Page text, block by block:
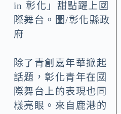
in 彰化」甜點躍上國
際舞台。圖/彰化縣政
府
除了青創嘉年華掀起
話題，彰化青年在國
際舞台上的表現也同
樣亮眼。來自鹿港的